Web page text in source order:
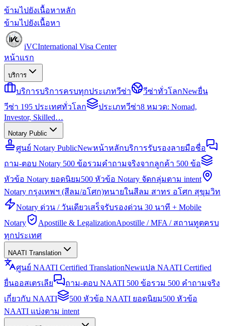
ข้ามไปยังเนื้อหาหลัก
ข้ามไปยังเนื้อหา
iVCInternational Visa Center
หน้าแรก
บริการ
บริการบริการครบทุกประเภทวีซ่า วีซ่าทั่วโลกNewยื่น
วีซ่า 195 ประเทศทั่วโลก
ประเภทวีซ่า8 หมวด: Nomad,
Investor, Skilled…
Notary Public
ศูนย์ Notary PublicNewหน้าหลักบริการรับรองลายมือชื่อ
ถาม-ตอบ Notary 500 ข้อรวมคำถามจริงจากลูกค้า 500 ข้อ
หัวข้อ Notary ยอดนิยม500 หัวข้อ Notary จัดกลุ่มตาม intent
Notary กรุงเทพฯ (สีลม/อโศก)ทนายในสีลม สาทร อโศก สุขุมวิท
Notary ด่วน / วันเดียวเสร็จรับรองด่วน 30 นาที + Mobile
Notary
Apostille & LegalizationApostille / MFA / สถานทูตครบ
ทุกประเทศ
NAATI Translation
ศูนย์ NAATI Certified TranslationNewแปล NAATI Certified
ยื่นออสเตรเลีย
ถาม-ตอบ NAATI 500 ข้อรวม 500 คำถามจริง
เกี่ยวกับ NAATI
500 หัวข้อ NAATI ยอดนิยม500 หัวข้อ
NAATI แบ่งตาม intent